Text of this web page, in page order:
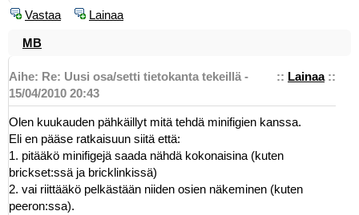
Vastaa Lainaa
MB
:: Lainaa::
Aihe: Re: Uusi osa/setti tietokanta tekeillä -
15/04/2010 20:43
Olen kuukauden pähkäillyt mitä tehdä minifigien kanssa.
Eli en pääse ratkaisuun siitä että:
1. pitääkö minifigejä saada nähdä kokonaisina (kuten
brickset:ssä ja bricklinkissä)
2. vai riittääkö pelkästään niiden osien näkeminen (kuten
peeron:ssa).